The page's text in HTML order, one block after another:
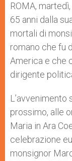
ROMA,
65 anni dalla
mortali di
romano che fu
America e che
dirigente
prossimo, alle
Maria in Ara
celebrazione
monsignor